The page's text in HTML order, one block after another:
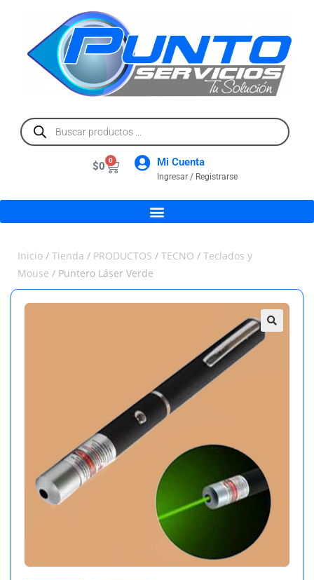
$0 0 Mi Cuenta
Ingresar / Registrarse
Inicio / Tienda / PRODUCTOS / TECNO / Teclados y
Mouse / Puntero Láser Verde